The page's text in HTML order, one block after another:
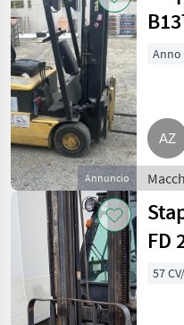
Annuncio
Anno
per
FD
t,
57